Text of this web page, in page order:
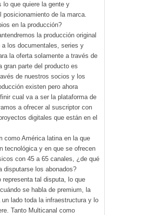
lo que quiere la gente y
posicionamiento de la marca.
en la producción?
la producción original
a los documentales, series y
la oferta solamente a través de
gran parte del producto es
de nuestros socios y los
existen pero ahora
cual va a ser la plataforma de
a ofrecer al suscriptor con
digitales que están en el
como América latina en la que
tecnológica y en que se ofrecen
con 45 a 65 canales, ¿de qué
disputarse los abonados?
representa tal disputa, lo que
se habla de premium, la
un lado toda la infraestructura y lo
Tanto Multicanal como